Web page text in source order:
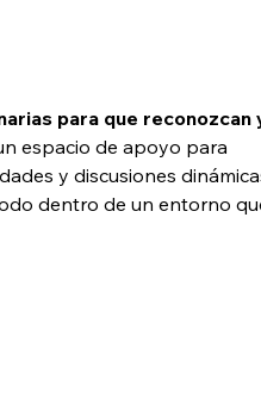
para que reconozcan
espacio de apoyo para
y discusiones
dentro de un entorno